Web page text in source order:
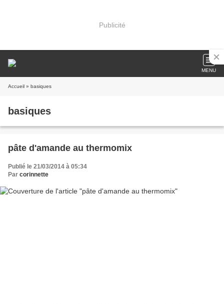
Publicité
MENU
Accueil » basiques
basiques
pâte d'amande au thermomix
Publié le 21/03/2014 à 05:34
Par corinnette